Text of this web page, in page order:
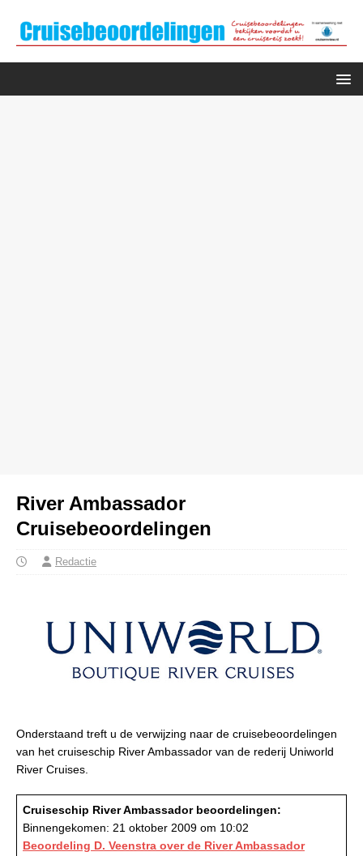
River Ambassador
Cruisebeoordelingen
Redactie
Onderstaand treft u de verwijzing naar de cruisebeoordelingen
van het cruiseschip River Ambassador van de rederij Uniworld
River Cruises.
Cruiseschip River Ambassador beoordelingen:
Binnengekomen: 21 oktober 2009 om 10:02
Beoordeling D. Veenstra over de River Ambassador